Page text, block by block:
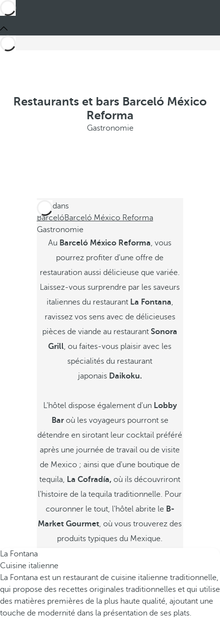
Restaurants et bars Barceló México
Reforma
Gastronomie
Ces dans
BarcelóBarceló México Reforma
Gastronomie
Au Barceló México Reforma, vous
pourrez profiter d'une offre de
restauration aussi délicieuse que variée.
Laissez-vous surprendre par les saveurs
italiennes du restaurant La Fontana,
ravissez vos sens avec de délicieuses
pièces de viande au restaurantSonora
Grill, ou faites-vous plaisir avec les
spécialités du restaurant
japonais Daikoku.
L'hôtel dispose également d'un Lobby
Baroù les voyageurs pourront se
détendre en sirotant leur cocktail préféré
après une journée de travail ou de visite
de Mexico ; ainsi que d'une boutique de
tequila, La Cofradía, où ils découvriront
l'histoire de la tequila traditionnelle. Pour
couronner le tout, l'hôtel abrite le B-
Market Gourmet, où vous trouverez des
produits typiques du Mexique.
La Fontana
Cuisine italienne
La Fontana est un restaurant de cuisine italienne traditionnelle,
qui propose des recettes originales traditionnelles et qui utilise
des matières premières de la plus haute qualité, ajoutant une
touche de modernité dans la présentation de ses plats.